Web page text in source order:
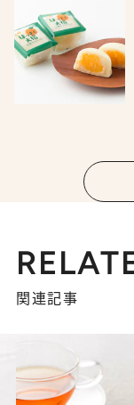
関連記事